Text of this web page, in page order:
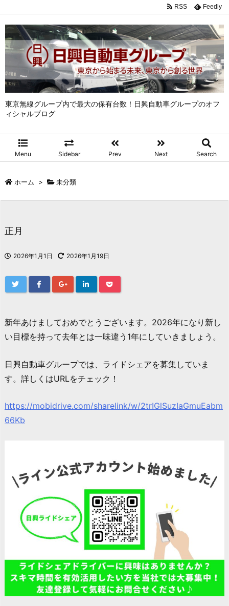
東京無線グループ内で最大の保有台数！日興自動車グループのオフ
ィシャルブログ
Menu Sidebar Prev Next Search
RSS Feedly
ホーム > 未分類
正月
2026年1月1日 2026年1月19日
新年あけましておめでとうございます。2026年になり新し
い目標を持って去年とは一味違う1年にしていきましょう。
日興自動車グループでは、ライドシェアを募集していま
す。詳しくはURLをチェック！
https://mobidrive.com/sharelink/w/2trIGlSuzIaGmuEabm
66Kb